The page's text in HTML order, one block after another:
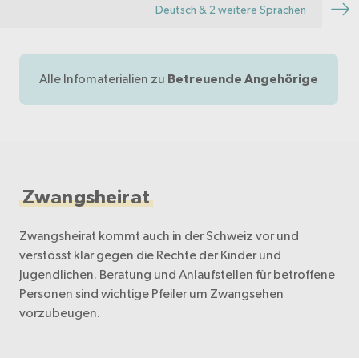
Deutsch & 2 weitere Sprachen
Alle Infomaterialien zu Betreuende Angehörige
Zwangsheirat
Zwangsheirat kommt auch in der Schweiz vor und
verstösst klar gegen die Rechte der Kinder und
Jugendlichen. Beratung und Anlaufstellen für betroffene
Personen sind wichtige Pfeiler um Zwangsehen
vorzubeugen.